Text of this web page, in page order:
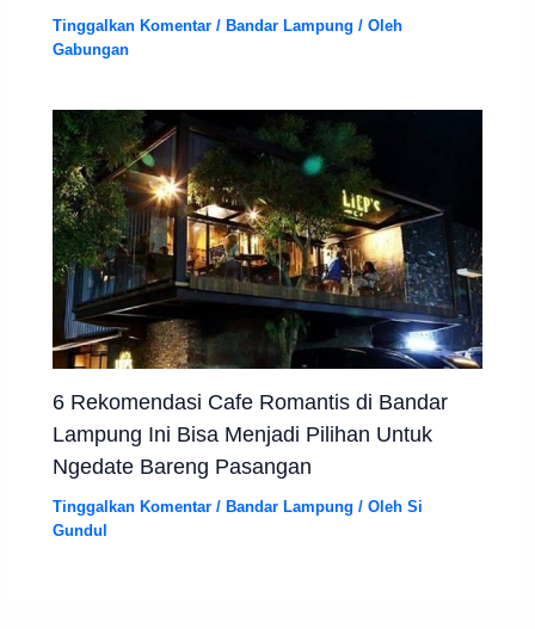
Tinggalkan Komentar / Bandar Lampung / Oleh
Gabungan
6 Rekomendasi Cafe Romantis di Bandar
Lampung Ini Bisa Menjadi Pilihan Untuk
Ngedate Bareng Pasangan
Tinggalkan Komentar / Bandar Lampung / OlehSi
Gundul